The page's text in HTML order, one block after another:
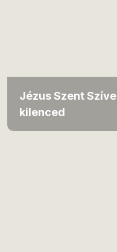
Jézus Szent Szíve
kilenced